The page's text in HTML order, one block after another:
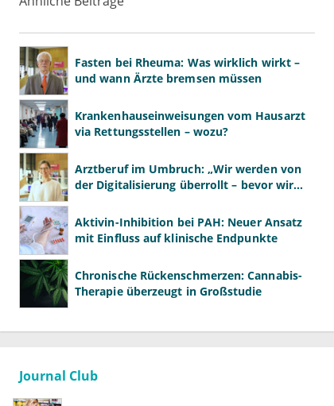
Fasten bei Rheuma: Was wirklich wirkt –
und wann Ärzte bremsen müssen
Krankenhauseinweisungen vom Hausarzt
via Rettungsstellen – wozu?
Arztberuf im Umbruch: „Wir werden von
der Digitalisierung überrollt – bevor wir
Aktivin-Inhibition bei PAH: Neuer Ansatz
mit Einfluss auf klinische Endpunkte
Chronische Rückenschmerzen: Cannabis-
Therapie überzeugt in Großstudie
Journal Club